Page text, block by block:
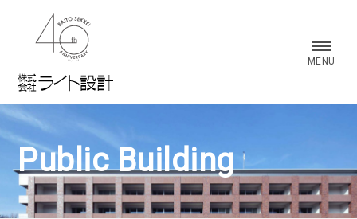
MENU
Public Building